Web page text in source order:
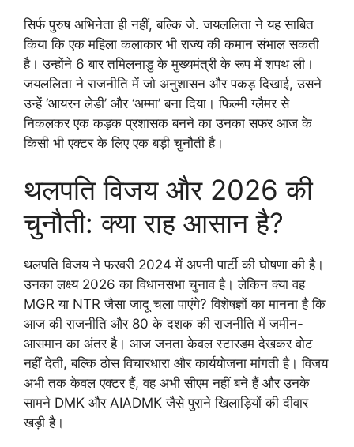
सिर्फ पुरुष अभिनेता ही नहीं, बल्कि जे. जयललिता ने यह साबित
किया कि एक महिला कलाकार भी राज्य की कमान संभाल सकती
है। उन्होंने 6 बार तमिलनाडु के मुख्यमंत्री के रूप में शपथ ली।
जयललिता ने राजनीति में जो अनुशासन और पकड़ दिखाई, उसने
उन्हें ‘आयरन लेडी’ और ‘अम्मा’ बना दिया। फिल्मी ग्लैमर से
निकलकर एक कड़क प्रशासक बनने का उनका सफर आज के
किसी भी एक्टर के लिए एक बड़ी चुनौती है।
थलपति विजय और 2026 की
चुनौती: क्या राह आसान है?
थलपति विजय ने फरवरी 2024 में अपनी पार्टी की घोषणा की है।
उनका लक्ष्य 2026 का विधानसभा चुनाव है। लेकिन क्या वह
MGR या NTR जैसा जादू चला पाएंगे? विशेषज्ञों का मानना है कि
आज की राजनीति और 80 के दशक की राजनीति में जमीन-
आसमान का अंतर है। आज जनता केवल स्टारडम देखकर वोट
नहीं देती, बल्कि ठोस विचारधारा और कार्ययोजना मांगती है। विजय
अभी तक केवल एक्टर हैं, वह अभी सीएम नहीं बने हैं और उनके
सामने DMK और AIADMK जैसे पुराने खिलाड़ियों की दीवार
खड़ी है।